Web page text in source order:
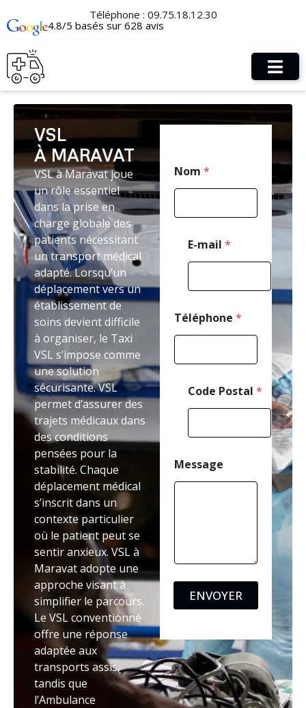
Téléphone : 09.75.18.12.30
4.8/5 basés sur 628 avis
VSL
À MARAVAT
VSL à Maravat joue
un rôle essentiel
dans la prise en
charge globale des
patients nécessitant
un transport médical
adapté. Lorsqu’un
déplacement vers un
établissement de
soins devient difficile
à organiser, le Taxi
VSL s’impose comme
une solution
sécurisante. VSL
permet d’assurer des
trajets médicaux dans
des conditions
pensées pour la
stabilité. Chaque
déplacement médical
s’inscrit dans un
contexte particulier
où le patient peut se
sentir anxieux. VSL à
Maravat adopte une
approche visant à
simplifier le parcours.
Le VSL conventionné
offre une réponse
adaptée aux
transports assis,
tandis que
l’Ambulance
Nom *
E-mail *
C
o
d
e
*
*
Téléphone *
Code Postal *
Message
ENVOYER